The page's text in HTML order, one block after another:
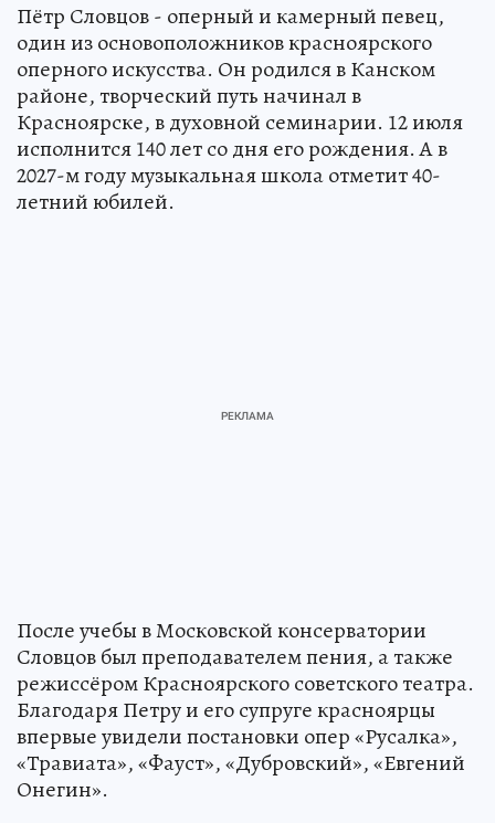
Пётр Словцов - оперный и камерный певец,
один из основоположников красноярского
оперного искусства. Он родился в Канском
районе, творческий путь начинал в
Красноярске, в духовной семинарии. 12 июля
исполнится 140 лет со дня его рождения. А в
2027-м году музыкальная школа отметит 40-
летний юбилей.
После учебы в Московской консерватории
Словцов был преподавателем пения, а также
режиссёром Красноярского советского театра.
Благодаря Петру и его супруге красноярцы
впервые увидели постановки опер «Русалка»,
«Травиата», «Фауст», «Дубровский», «Евгений
Онегин».